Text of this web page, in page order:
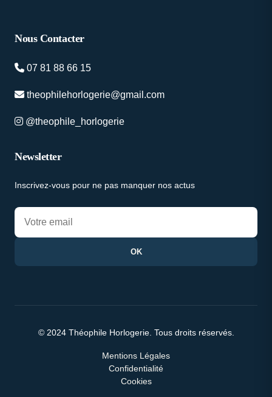
Nous Contacter
07 81 88 66 15
theophilehorlogerie@gmail.com
@theophile_horlogerie
Newsletter
Inscrivez-vous pour ne pas manquer nos actus
OK
© 2024 Théophile Horlogerie. Tous droits réservés.
Mentions Légales
Confidentialité
Cookies